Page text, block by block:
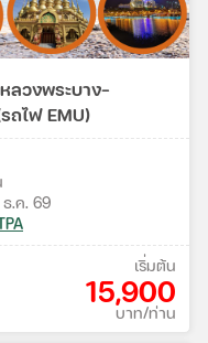
ลวงพระบาง-
ถไฟ EMU)
.ค. 69
เริ่มต้น
15,900
บาท/ท่าน